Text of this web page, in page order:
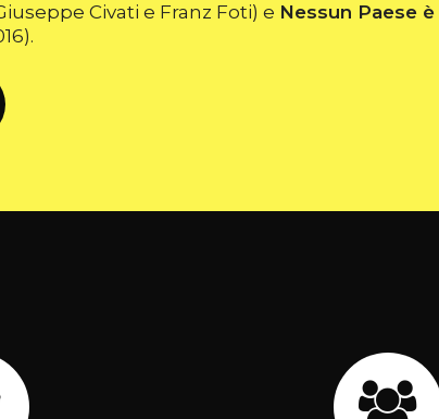
Civati e Franz Foti) e Nessun Paese è